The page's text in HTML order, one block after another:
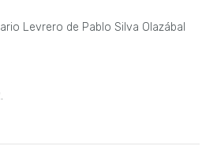
Levrero de Pablo Silva Olazábal